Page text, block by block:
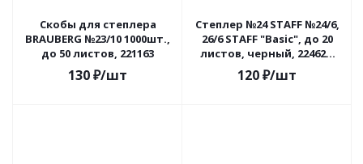
Скобы для степлера
BRAUBERG №23/10 1000шт.,
до 50 листов, 221163
130₽/шт
Степлер №24 STAFF №24/6,
26/6 STAFF "Basic", до 20
листов, черный, 224626,
224627
120₽/шт